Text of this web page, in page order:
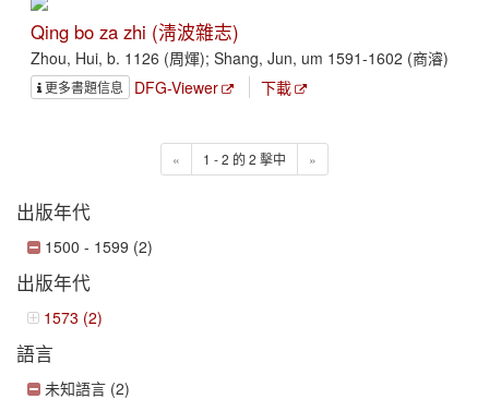
Qing bo za zhi (淸波雜志)
Zhou, Hui, b. 1126 (周煇); Shang, Jun, um 1591-1602 (商濬)
更多書題信息 DFG-Viewer 下載
« 1 - 2 的 2 擊中 »
出版年代
1500 - 1599 (2)
出版年代
1573 (2)
語言
未知語言 (2)